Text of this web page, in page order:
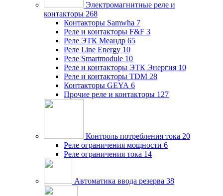
Электромагнитные реле и
контакторы 268
Контакторы Samwha 7
Реле и контакторы F&F 3
Реле ЭТК Меандр 65
Реле Line Energy 10
Реле Smartmodule 10
Реле и контакторы ЭТК Энергия 10
Реле и контакторы TDM 28
Контакторы GEYA 6
Прочие реле и контакторы 127
Контроль потребления тока 20
Реле ограничения мощности 6
Реле ограничения тока 14
Автоматика ввода резерва 38